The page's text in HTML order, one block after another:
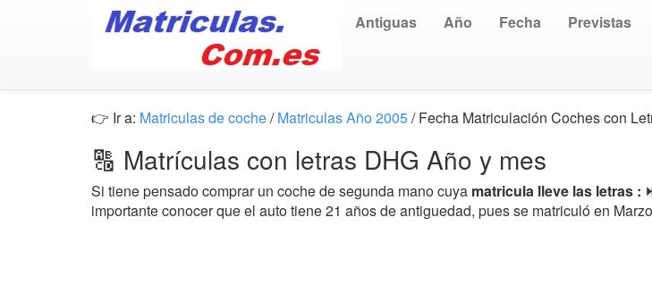
Antiguas Año Fecha Previstas
👉 Ir a: Matriculas de coche/Matriculas Año 2005/ Fecha Matriculación Coches con
🔠 Matrículas con letras DHG Año y mes
Si tiene pensado comprar un coche de segunda mano cuya matricula lleve las letras :
importante conocer que el auto tiene 21 años de antiguedad, pues se matriculó en